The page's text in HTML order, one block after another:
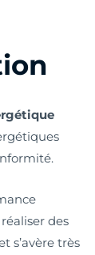
des
s’avère très